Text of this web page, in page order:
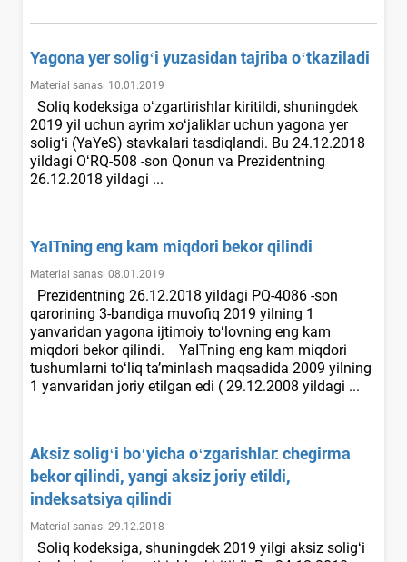
Yagona yer soligʻi yuzasidan tajriba oʻtkaziladi
Material sanasi 10.01.2019
Soliq kodeksiga oʻzgartirishlar kiritildi, shuningdek
2019 yil uchun ayrim хoʻjaliklar uchun yagona yer
soligʻi (YaYeS) stavkalari tasdiqlandi. Bu 24.12.2018
yildagi OʻRQ-508 -son Qonun va Prezidentning
26.12.2018 yildagi ...
YaITning eng kam miqdori bekor qilindi
Material sanasi 08.01.2019
Prezidentning 26.12.2018 yildagi PQ-4086 -son
qarorining 3-bandiga muvofiq 2019 yilning 1
yanvaridan yagona ijtimoiy toʻlovning eng kam
miqdori bekor qilindi. YaITning eng kam miqdori
tushumlarni toʻliq ta’minlash maqsadida 2009 yilning
1 yanvaridan joriy etilgan edi ( 29.12.2008 yildagi ...
Aksiz soligʻi boʻyicha oʻzgarishlar: chegirma
bekor qilindi, yangi aksiz joriy etildi,
indeksatsiya qilindi
Material sanasi 29.12.2018
Soliq kodeksiga, shuningdek 2019 yilgi aksiz soligʻi